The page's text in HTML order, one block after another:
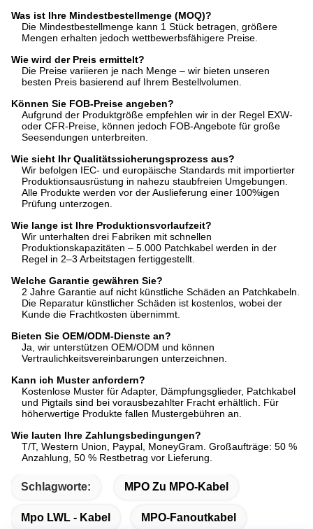
Was ist Ihre Mindestbestellmenge (MOQ)?
Die Mindestbestellmenge kann 1 Stück betragen, größere
Mengen erhalten jedoch wettbewerbsfähigere Preise.
Wie wird der Preis ermittelt?
Die Preise variieren je nach Menge – wir bieten unseren
besten Preis basierend auf Ihrem Bestellvolumen.
Können Sie FOB-Preise angeben?
Aufgrund der Produktgröße empfehlen wir in der Regel EXW-
oder CFR-Preise, können jedoch FOB-Angebote für große
Seesendungen unterbreiten.
Wie sieht Ihr Qualitätssicherungsprozess aus?
Wir befolgen IEC- und europäische Standards mit importierter
Produktionsausrüstung in nahezu staubfreien Umgebungen.
Alle Produkte werden vor der Auslieferung einer 100%igen
Prüfung unterzogen.
Wie lange ist Ihre Produktionsvorlaufzeit?
Wir unterhalten drei Fabriken mit schnellen
Produktionskapazitäten – 5.000 Patchkabel werden in der
Regel in 2–3 Arbeitstagen fertiggestellt.
Welche Garantie gewähren Sie?
2 Jahre Garantie auf nicht künstliche Schäden an Patchkabeln.
Die Reparatur künstlicher Schäden ist kostenlos, wobei der
Kunde die Frachtkosten übernimmt.
Bieten Sie OEM/ODM-Dienste an?
Ja, wir unterstützen OEM/ODM und können
Vertraulichkeitsvereinbarungen unterzeichnen.
Kann ich Muster anfordern?
Kostenlose Muster für Adapter, Dämpfungsglieder, Patchkabel
und Pigtails sind bei vorausbezahlter Fracht erhältlich. Für
höherwertige Produkte fallen Mustergebühren an.
Wie lauten Ihre Zahlungsbedingungen?
T/T, Western Union, Paypal, MoneyGram. Großaufträge: 50 %
Anzahlung, 50 % Restbetrag vor Lieferung.
Schlagworte: MPO Zu MPO-Kabel
Mpo LWL - Kabel MPO-Fanoutkabel